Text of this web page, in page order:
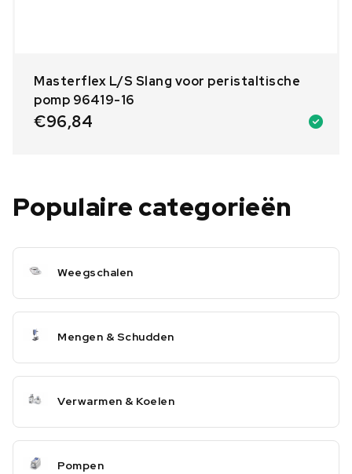
Masterflex L/S Slang voor peristaltische
pomp 96419-16
€96,84
Populaire categorieën
Weegschalen
Mengen & Schudden
Verwarmen & Koelen
Pompen